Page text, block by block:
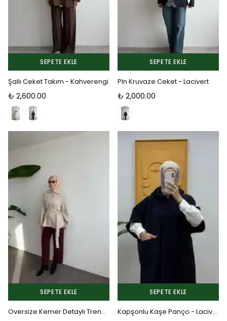
SEPETE EKLE
Şallı Ceket Takım - Kahverengi
₺ 2,600.00
SEPETE EKLE
Pln Kruvaze Ceket - Lacivert
₺ 2,000.00
SEPETE EKLE
Oversize Kemer Detaylı Trençkot - Ekru
SEPETE EKLE
Kapşonlu Kaşe Panço - Lacivert